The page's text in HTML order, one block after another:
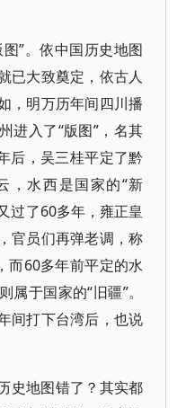
”。依中国历史地图
已大致奠定，依古人
，明万历年间四川播
进入了“版图”，名其
后，吴三桂平定了黔
，水西是国家的“新
过了60多年，雍正皇
官员们再弹老调，称
而60多年前平定的水
于国家的“旧疆”。
间打下台湾后，也说
史地图错了？其实都